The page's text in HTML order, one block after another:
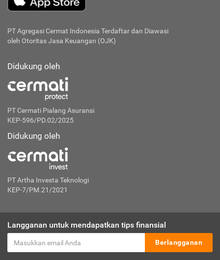
PT Agregasi Cermat Indonesia Terdaftar dan Diawasi
oleh Otoritas Jasa Keuangan (OJK)
Didukung oleh
PT Cermati Pialang Asuransi
KEP-596/PD.02/2025
Didukung oleh
PT Artha Investa Teknologi
KEP-7/PM.21/2021
Langganan untuk mendapatkan tips finansial
Berlangganan